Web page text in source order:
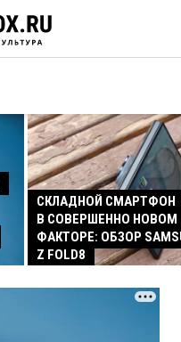
СКЛАДНОЙ СМАРТФОН
В СОВЕРШЕННО
ФАКТОРЕ: ОБЗОР
Z FOLD8